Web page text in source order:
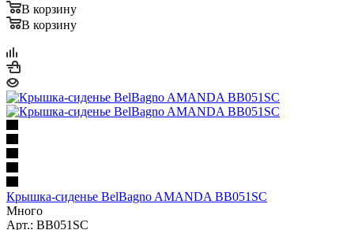
В корзину
В корзину
Крышка-сиденье BelBagno AMANDA BB051SC
Много
Арт.: BB051SC